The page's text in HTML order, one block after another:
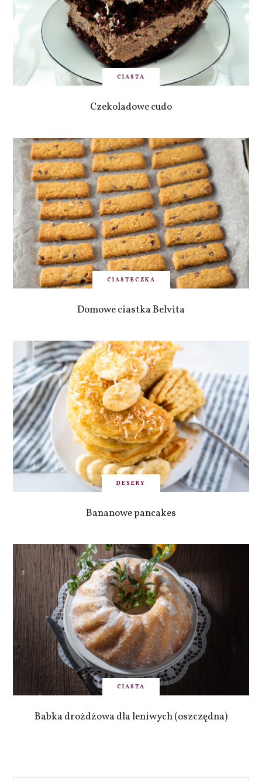
CIASTA
Czekoladowe cudo
CIASTECZKA
Domowe ciastka Belvita
DESERY
Bananowe pancakes
CIASTA
Babka drożdżowa dla leniwych (oszczędna)